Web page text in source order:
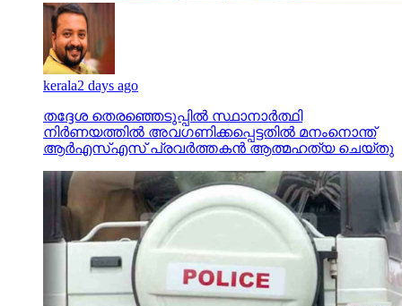
kerala2 days ago
തദ്ദേശ തെരഞ്ഞെടുപ്പില്‍ സ്ഥാനാര്‍ത്ഥി
നിര്‍ണയത്തില്‍ അവഗണിക്കപ്പെട്ടതില്‍ മനംനൊന്ത്
ആര്‍എസ്എസ് പ്രവര്‍ത്തകന്‍ ആത്മഹത്യ ചെയ്തു